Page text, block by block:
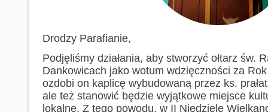
Drodzy Parafianie,
Podjęliśmy działania, aby stworzyć ołtarz św.
Dankowicach jako wotum wdzięczności za
ozdobi on kaplicę wybudowaną przez ks.
ale też stanowić będzie wyjątkowe miejsce
lokalne. Z tego powodu, w II Niedzielę